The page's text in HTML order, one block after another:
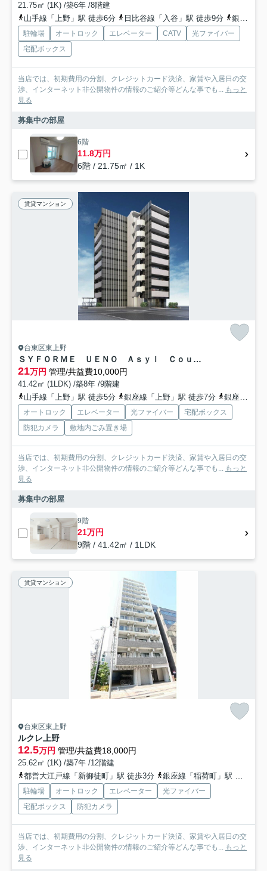
21.75㎡ (1K) /築6年 /8階建
山手線「上野」駅 徒歩6分
日比谷線「入谷」駅 徒歩9分 銀座線「稲荷町」駅 徒歩6分
駐輪場 オートロック エレベーター CATV
光ファイバー
宅配ボックス
当店では、初期費用の分割、クレジットカード決済、家賃や入居日の交
渉、インターネット非公開物件の情報のご紹介等どんな事でも... もっと
見る
募集中の部屋
6階
11.8万円
6階 / 21.75㎡ / 1K
賃貸マンション
台東区東上野
ＳＹＦＯＲＭＥ ＵＥＮＯ Ａｓｙｌ Ｃｏｕｒｔ
21万円 管理/共益費10,000円
41.42㎡ (1LDK) /築8年 /9階建
山手線「上野」駅 徒歩5分
銀座線「上野」駅 徒歩7分 銀座線「稲荷町」駅 徒歩7分
オートロック エレベーター 光ファイバー
宅配ボックス
防犯カメラ
敷地内ごみ置き場
当店では、初期費用の分割、クレジットカード決済、家賃や入居日の交
渉、インターネット非公開物件の情報のご紹介等どんな事でも... もっと
見る
募集中の部屋
9階
21万円
9階 / 41.42㎡ / 1LDK
賃貸マンション
台東区東上野
ルクレ上野
12.5万円 管理/共益費18,000円
25.62㎡ (1K) /築7年 /12階建
都営大江戸線「新御徒町」駅 徒歩3分
銀座線「稲荷町」駅 徒歩6分
駐輪場 オートロック エレベーター
光ファイバー
宅配ボックス
防犯カメラ
当店では、初期費用の分割、クレジットカード決済、家賃や入居日の交
渉、インターネット非公開物件の情報のご紹介等どんな事でも... もっと
見る